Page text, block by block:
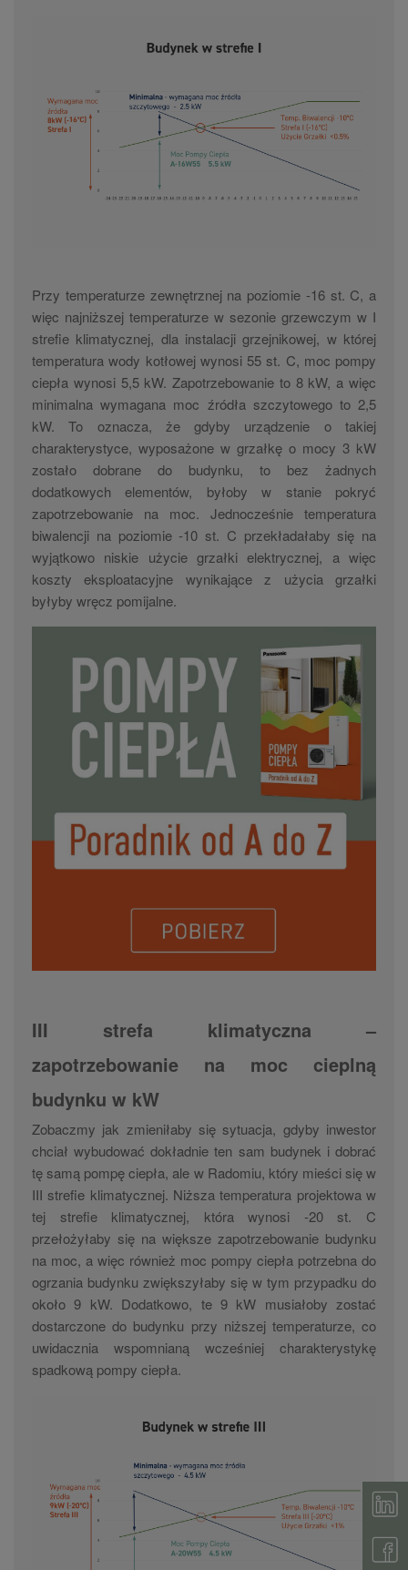
Przy temperaturze zewnętrznej na poziomie -16 st. C, a
więc najniższej temperaturze w sezonie grzewczym w I
strefie klimatycznej, dla instalacji grzejnikowej, w której
temperatura wody kotłowej wynosi 55 st. C, moc pompy
ciepła wynosi 5,5 kW. Zapotrzebowanie to 8 kW, a więc
minimalna wymagana moc źródła szczytowego to 2,5
kW. To oznacza, że gdyby urządzenie o takiej
charakterystyce, wyposażone w grzałkę o mocy 3 kW
zostało dobrane do budynku, to bez żadnych
dodatkowych elementów, byłoby w stanie pokryć
zapotrzebowanie na moc. Jednocześnie temperatura
biwalencji na poziomie -10 st. C przekładałaby się na
wyjątkowo niskie użycie grzałki elektrycznej, a więc
koszty eksploatacyjne wynikające z użycia grzałki
byłyby wręcz pomijalne.
III strefa klimatyczna –
zapotrzebowanie na moc cieplną
budynku w kW
Zobaczmy jak zmieniłaby się sytuacja, gdyby inwestor
chciał wybudować dokładnie ten sam budynek i dobrać
tę samą pompę ciepła, ale w Radomiu, który mieści się w
III strefie klimatycznej. Niższa temperatura projektowa w
tej strefie klimatycznej, która wynosi -20 st. C
przełożyłaby się na większe zapotrzebowanie budynku
na moc, a więc również moc pompy ciepła potrzebna do
ogrzania budynku zwiększyłaby się w tym przypadku do
około 9 kW. Dodatkowo, te 9 kW musiałoby zostać
dostarczone do budynku przy niższej temperaturze, co
uwidacznia wspomnianą wcześniej charakterystykę
spadkową pompy ciepła.